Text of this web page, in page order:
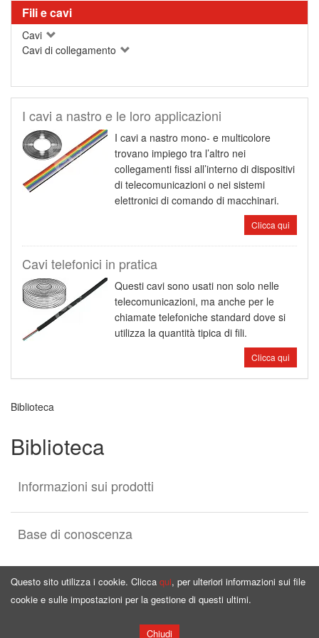
Fili e cavi
Cavi
Cavi di collegamento
I cavi a nastro e le loro applicazioni
I cavi a nastro mono- e multicolore
trovano impiego tra l’altro nei
collegamenti fissi all’interno di dispositivi
di telecomunicazioni o nei sistemi
elettronici di comando di macchinari.
Clicca qui
Cavi telefonici in pratica
Questi cavi sono usati non solo nelle
telecomunicazioni, ma anche per le
chiamate telefoniche standard dove si
utilizza la quantità tipica di fili.
Clicca qui
Biblioteca
Biblioteca
Informazioni sui prodotti
Base di conoscenza
Pagina principale Offerta
Questo sito utilizza i cookie. Clicca qui, per ulteriori informazioni sui file
cookie e sulle impostazioni per la gestione di questi ultimi.
Chiudi